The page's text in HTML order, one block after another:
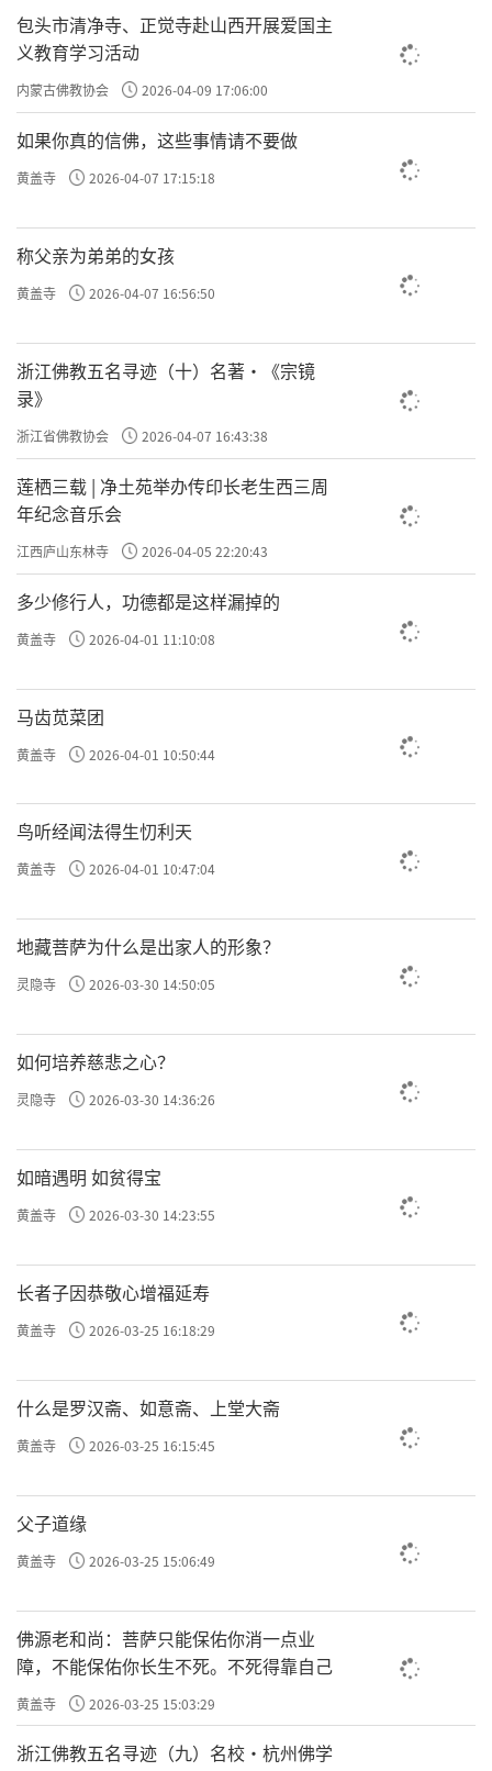
包头市清净寺、正觉寺赴山西开展爱国主
义教育学习活动
内蒙古佛教协会 2026-04-09 17:06:00
如果你真的信佛，这些事情请不要做
黄盖寺 2026-04-07 17:15:18
称父亲为弟弟的女孩
黄盖寺 2026-04-07 16:56:50
浙江佛教五名寻迹（十）名著·《宗镜
录》
浙江省佛教协会 2026-04-07 16:43:38
莲栖三载 | 净土苑举办传印长老生西三周
年纪念音乐会
江西庐山东林寺 2026-04-05 22:20:43
多少修行人，功德都是这样漏掉的
黄盖寺 2026-04-01 11:10:08
马齿苋菜团
黄盖寺 2026-04-01 10:50:44
鸟听经闻法得生忉利天
黄盖寺 2026-04-01 10:47:04
地藏菩萨为什么是出家人的形象？
灵隐寺 2026-03-30 14:50:05
如何培养慈悲之心？
灵隐寺 2026-03-30 14:36:26
如暗遇明 如贫得宝
黄盖寺 2026-03-30 14:23:55
长者子因恭敬心增福延寿
黄盖寺 2026-03-25 16:18:29
什么是罗汉斋、如意斋、上堂大斋
黄盖寺 2026-03-25 16:15:45
父子道缘
黄盖寺 2026-03-25 15:06:49
佛源老和尚：菩萨只能保佑你消一点业
障，不能保佑你长生不死。不死得靠自己
黄盖寺 2026-03-25 15:03:29
浙江佛教五名寻迹（九）名校·杭州佛学